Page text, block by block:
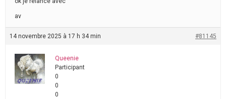
av
14 novembre 2025 à 17 h 34 min #81145
Queenie
Participant
0
0
0